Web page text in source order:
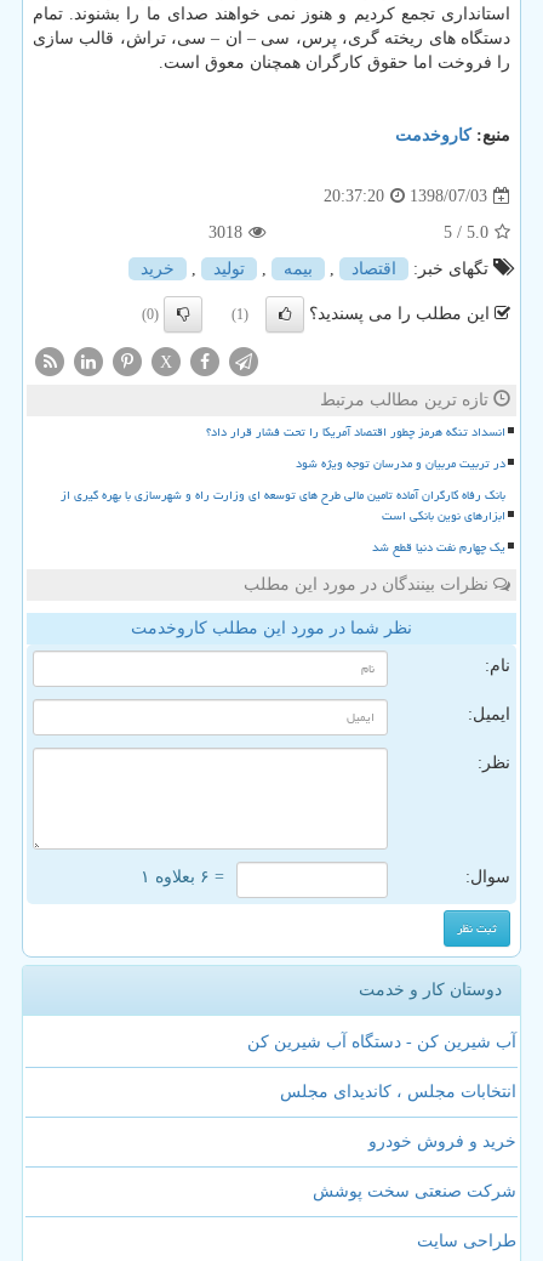
استانداری تجمع كردیم و هنوز نمی خواهند صدای ما را بشنوند. تمام
دستگاه های ریخته گری، پرس، سی – ان – سی، تراش، قالب سازی
را فروخت اما حقوق كارگران همچنان معوق است.
منبع:كاروخدمت
1398/07/03
20:37:20
5.0
/ 5
3018
تگهای خبر:
اقتصاد , بیمه , تولید , خرید
این مطلب را می پسندید؟ (1)
(0)
X
تازه ترین مطالب مرتبط
انسداد تنگه هرمز چطور اقتصاد آمریکا را تحت فشار قرار داد؟
در تربیت مربیان و مدرسان توجه ویژه شود
بانک رفاه کارگران آماده تامین مالی طرح های توسعه ای وزارت راه و شهرسازی با بهره گیری از
ابزارهای نوین بانکی است
یک چهارم نفت دنیا قطع شد
نظرات بینندگان در مورد این مطلب
نظر شما در مورد این مطلب کاروخدمت
نام:
ایمیل:
نظر:
سوال: = ۶ بعلاوه ۱
دوستان کار و خدمت
آب شیرین کن - دستگاه آب شیرین کن
انتخابات مجلس ، کاندیدای مجلس
خرید و فروش خودرو
شرکت صنعتی سخت پوشش
طراحی سایت